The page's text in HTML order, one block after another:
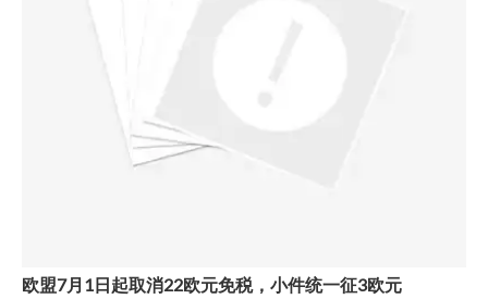
欧盟7月1日起取消22欧元免税，小件统一征3欧元